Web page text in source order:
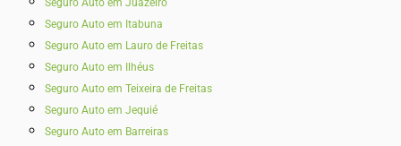
Seguro Auto em Juazeiro
Seguro Auto em Itabuna
Seguro Auto em Lauro de Freitas
Seguro Auto em Ilhéus
Seguro Auto em Teixeira de Freitas
Seguro Auto em Jequié
Seguro Auto em Barreiras